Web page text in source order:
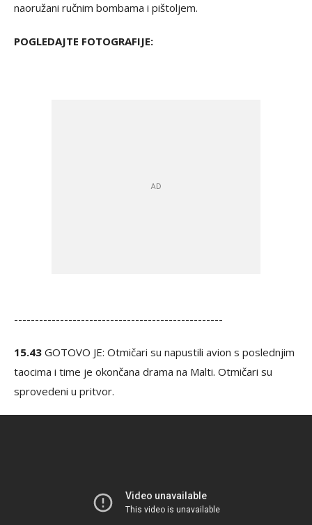
naoružani ručnim bombama i pištoljem.
POGLEDAJTE FOTOGRAFIJE:
--------------------------------------------------
15.43 GOTOVO JE: Otmičari su napustili avion s poslednjim
taocima i time je okončana drama na Malti. Otmičari su
sprovedeni u pritvor.